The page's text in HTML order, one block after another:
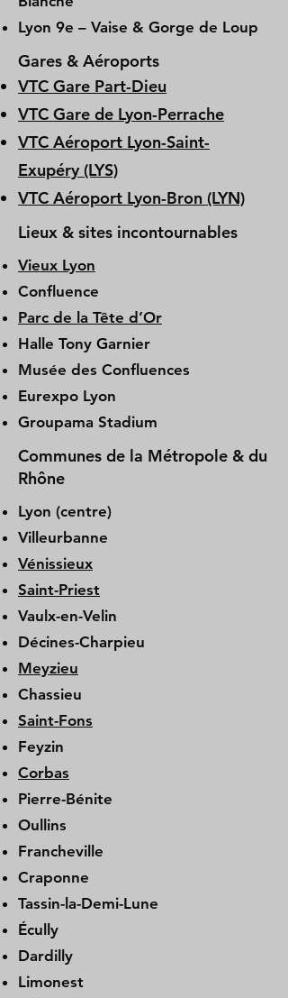
Lyon 9e – Vaise & Gorge de Loup
Gares & Aéroports
VTC Gare Part-Dieu
VTC Gare de Lyon-Perrache
VTC Aéroport Lyon-Saint-
Exupéry (LYS)
VTC Aéroport Lyon-Bron (LYN)
Lieux & sites incontournables
Vieux Lyon
Confluence
Parc de la Tête d’Or
Halle Tony Garnier
Musée des Confluences
Eurexpo Lyon
Groupama Stadium
Communes de la Métropole & du
Rhône
Lyon (centre)
Villeurbanne
Vénissieux
Saint-Priest
Vaulx-en-Velin
Décines-Charpieu
Meyzieu
Chassieu
Saint-Fons
Feyzin
Corbas
Pierre-Bénite
Oullins
Francheville
Craponne
Tassin-la-Demi-Lune
Écully
Dardilly
Limonest